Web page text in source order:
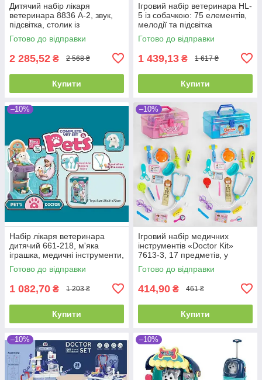
Дитячий набір лікаря
ветеринара 8836 A-2, звук,
підсвітка, столик із
поличками, візок, переноска,
собачка
Готово до відправки
2 285,52 ₴ 2 568 ₴
Купити
Ігровий набір ветеринара HL-
5 із собачкою: 75 елементів,
мелодії та підсвітка
Готово до відправки
1 439,13 ₴ 1 617 ₴
Купити
–10%
Набір лікаря ветеринара
дитячий 661-218, м'яка
іграшка, медичні інструменти,
стійка
Готово до відправки
1 082,70 ₴ 1 203 ₴
Купити
–10%
Ігровий набір медичних
інструментів «Doctor Kit»
7613-3, 17 предметів, у
валізі, 2 кольори
Готово до відправки
414,90 ₴ 461 ₴
Купити
–10% –10%